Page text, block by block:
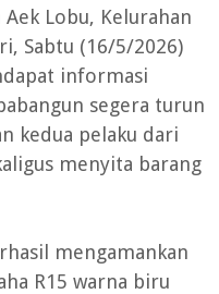
Lobu, Kelurahan
Sabtu (16/5/2026)
informasi
segera turun
kedua pelaku dari
menyita barang
mengamankan
R15 warna biru